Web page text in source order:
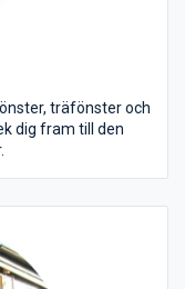
träfönster och
dig fram till den